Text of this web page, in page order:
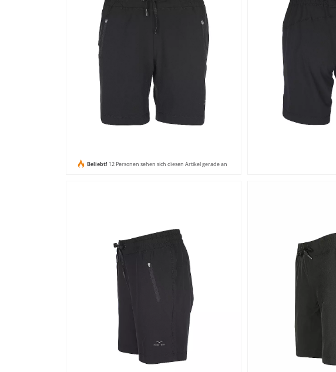
Beliebt! 12 Personen sehen sich diesen Artikel gerade an